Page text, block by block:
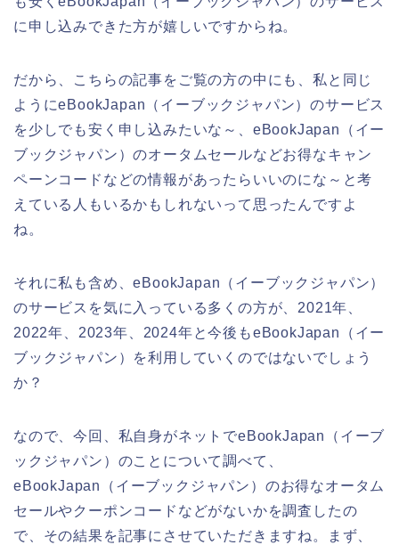
に申し込みできた方が嬉しいですからね。
だから、こちらの記事をご覧の方の中にも、私と同じ
ようにeBookJapan（イーブックジャパン）のサービス
を少しでも安く申し込みたいな～、eBookJapan（イー
ブックジャパン）のオータムセールなどお得なキャン
ペーンコードなどの情報があったらいいのにな～と考
えている人もいるかもしれないって思ったんですよ
ね。
それに私も含め、eBookJapan（イーブックジャパン）
のサービスを気に入っている多くの方が、2021年、
2022年、2023年、2024年と今後もeBookJapan（イー
ブックジャパン）を利用していくのではないでしょう
か？
なので、今回、私自身がネットでeBookJapan（イーブ
ックジャパン）のことについて調べて、
eBookJapan（イーブックジャパン）のお得なオータム
セールやクーポンコードなどがないかを調査したの
で、その結果を記事にさせていただきますね。まず、